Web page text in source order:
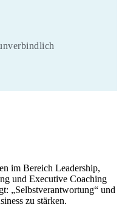
im Bereich Leadership,
und Executive Coaching
„Selbstverantwortung“ und
zu stärken.